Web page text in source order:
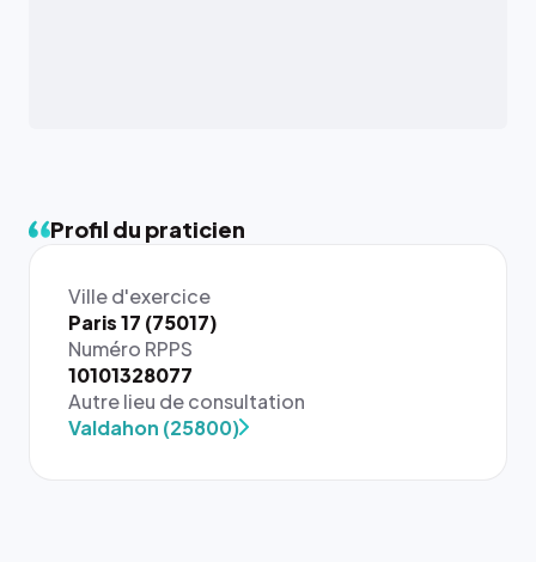
Profil du praticien
Ville d'exercice
Paris 17 (75017)
Numéro RPPS
10101328077
Autre lieu de consultation
Valdahon (25800)
{# 40×40
: la taille
rendue par
`.profile-